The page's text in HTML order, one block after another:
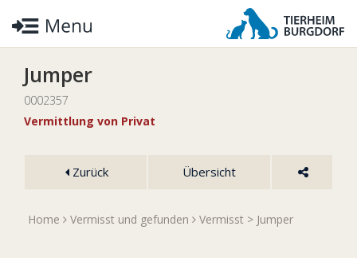
Jumper
0002357
Vermittlung von Privat
Zurück Übersicht
Home Vermisst und gefunden Vermisst > Jumper